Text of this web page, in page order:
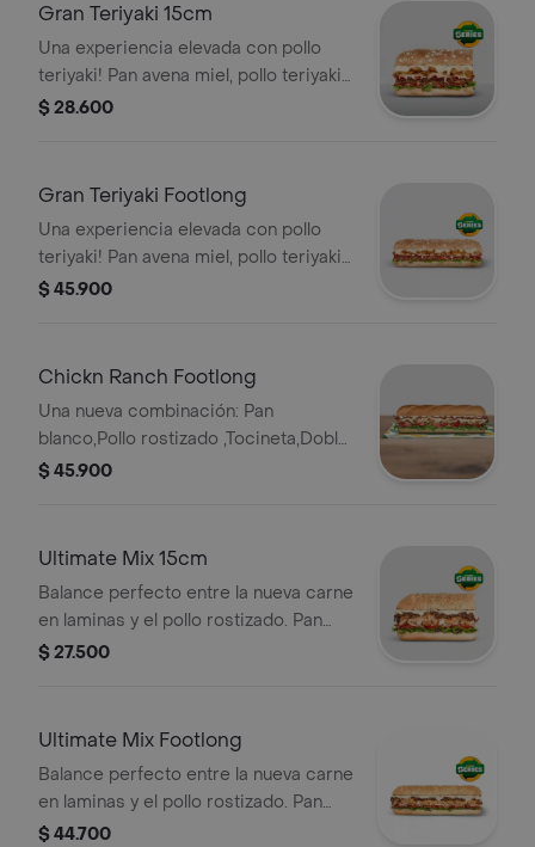
Gran Teriyaki 15cm
Una experiencia elevada con pollo
teriyaki! Pan avena miel, pollo teriyaki,
pepperoni, queso americano, queso
crujientes. Sub de 15 cm.
$ 28.600
Gran Teriyaki Footlong
Una experiencia elevada con pollo
teriyaki! Pan avena miel, pollo teriyaki,
pepperoni, queso americano, queso
crujientes. Sub de 30 cm.
$ 45.900
Chickn Ranch Footlong
Una nueva combinación: Pan
blanco,Pollo rostizado ,Tocineta,Doble
Queso americano ,Salsa ranch
$ 45.900
Ultimate Mix 15cm
Balance perfecto entre la nueva carne
en laminas y el pollo rostizado. Pan
orégano parmesano, Carne en
salsa alioli pimentón.
$ 27.500
Ultimate Mix Footlong
Balance perfecto entre la nueva carne
en laminas y el pollo rostizado. Pan
orégano parmesano, Carne deluxe,
$ 44.700